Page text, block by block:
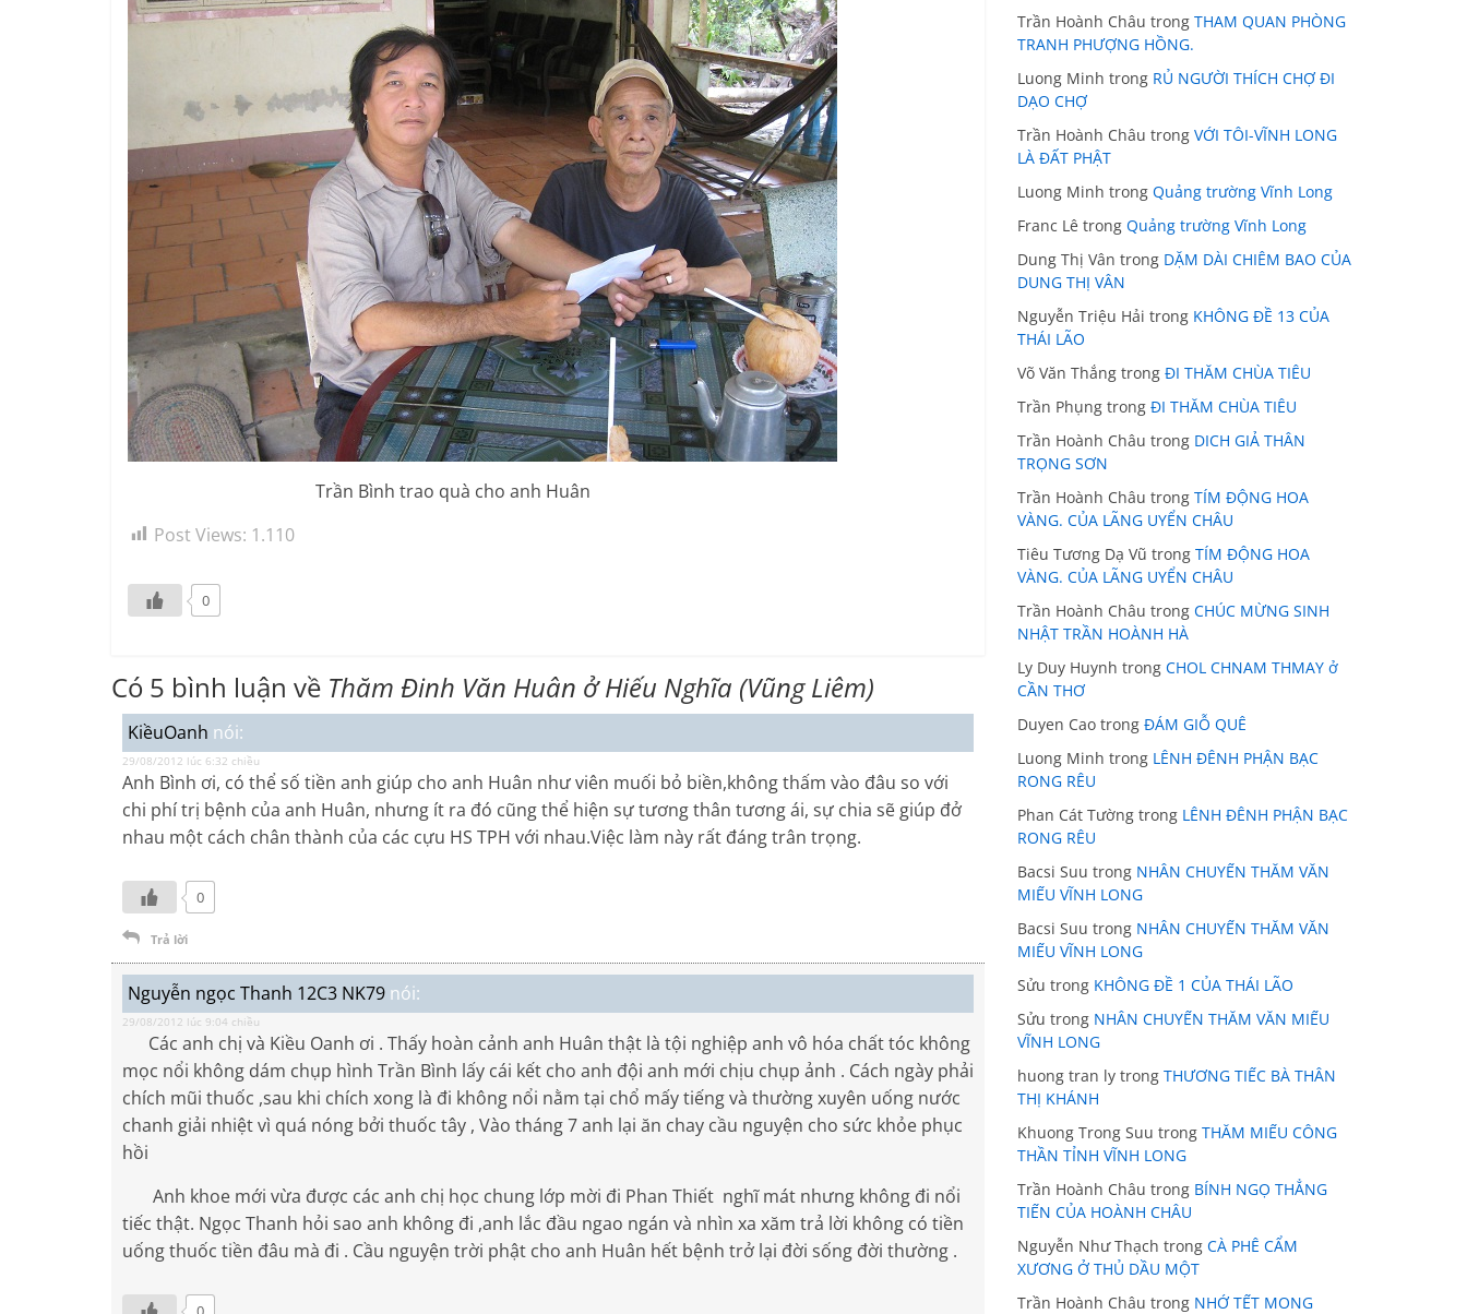
Trần Bình trao quà cho anh Huân
Post Views: 1.110
0
Có 5 bình luận về Thăm Đinh Văn Huân ở Hiếu Nghĩa (Vũng Liêm)
KiềuOanh nói:
29/08/2012 lúc 6:32 chiều
Anh Bình ơi, có thể số tiền anh giúp cho anh Huân như viên muối bỏ biền,không thấm vào đâu so với
chi phí trị bệnh của anh Huân, nhưng ít ra đó cũng thể hiện sự tương thân tương ái, sự chia sẽ giúp đở
nhau một cách chân thành của các cựu HS TPH với nhau.Việc làm này rất đáng trân trọng.
0
Trả lời
Nguyễn ngọc Thanh 12C3 NK79 nói:
29/08/2012 lúc 9:04 chiều
Các anh chị và Kiều Oanh ơi . Thấy hoàn cảnh anh Huân thật là tội nghiệp anh vô hóa chất tóc không
mọc nổi không dám chụp hình Trần Bình lấy cái kết cho anh đội anh mới chịu chụp ảnh . Cách ngày phải
chích mũi thuốc ,sau khi chích xong là đi không nổi nằm tại chổ mấy tiếng và thường xuyên uống nước
chanh giải nhiệt vì quá nóng bởi thuốc tây , Vào tháng 7 anh lại ăn chay cầu nguyện cho sức khỏe phục
hồi
Anh khoe mới vừa được các anh chị học chung lớp mời đi Phan Thiết nghĩ mát nhưng không đi nổi
tiếc thật. Ngọc Thanh hỏi sao anh không đi ,anh lắc đầu ngao ngán và nhìn xa xăm trả lời không có tiền
uống thuốc tiền đâu mà đi . Cầu nguyện trời phật cho anh Huân hết bệnh trở lại đời sống đời thường .
Trần Hoành Châu trong THAM QUAN PHÒNG
TRANH PHƯỢNG HỒNG.
Luong Minh trong RỦ NGƯỜI THÍCH CHỢ ĐI
DẠO CHỢ
Trần Hoành Châu trong VỚI TÔI-VĨNH LONG
LÀ ĐẤT PHẬT
Luong Minh trong Quảng trường Vĩnh Long
Franc Lê trong Quảng trường Vĩnh Long
Dung Thị Vân trong DẶM DÀI CHIÊM BAO CỦA
DUNG THỊ VÂN
Nguyễn Triệu Hải trong KHÔNG ĐỀ 13 CỦA
THÁI LÃO
Võ Văn Thắng trong ĐI THĂM CHÙA TIÊU
Trần Phụng trong ĐI THĂM CHÙA TIÊU
Trần Hoành Châu trong DICH GIẢ THÂN
TRỌNG SƠN
Trần Hoành Châu trong TÍM ĐỘNG HOA
VÀNG. CỦA LÃNG UYỂN CHÂU
Tiêu Tương Dạ Vũ trong TÍM ĐỘNG HOA
VÀNG. CỦA LÃNG UYỂN CHÂU
Trần Hoành Châu trong CHÚC MỪNG SINH
NHẬT TRẦN HOÀNH HÀ
Ly Duy Huynh trong CHOL CHNAM THMAY ở
CẦN THƠ
Duyen Cao trong ĐÁM GIỖ QUÊ
Luong Minh trong LÊNH ĐÊNH PHẬN BẠC
RONG RÊU
Phan Cát Tường trong LÊNH ĐÊNH PHẬN BẠC
RONG RÊU
Bacsi Suu trong NHÂN CHUYẾN THĂM VĂN
MIẾU VĨNH LONG
Bacsi Suu trong NHÂN CHUYẾN THĂM VĂN
MIẾU VĨNH LONG
Sửu trong KHÔNG ĐỀ 1 CỦA THÁI LÃO
Sửu trong NHÂN CHUYẾN THĂM VĂN MIẾU
VĨNH LONG
huong tran ly trong THƯƠNG TIẾC BÀ THÂN
THỊ KHÁNH
Khuong Trong Suu trong THĂM MIẾU CÔNG
THẦN TỈNH VĨNH LONG
Trần Hoành Châu trong BÍNH NGỌ THẲNG
TIẾN CỦA HOÀNH CHÂU
Nguyễn Như Thạch trong CÀ PHÊ CẨM
XƯƠNG Ở THỦ DẦU MỘT
Trần Hoành Châu trong NHỚ TẾT MONG